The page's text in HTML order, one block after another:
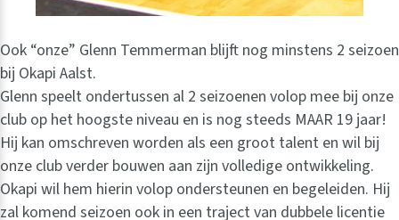
Ook “onze” Glenn Temmerman blijft nog minstens 2 seizoen
bij Okapi Aalst.
Glenn speelt ondertussen al 2 seizoenen volop mee bij onze
club op het hoogste niveau en is nog steeds MAAR 19 jaar!
Hij kan omschreven worden als een groot talent en wil bij
onze club verder bouwen aan zijn volledige ontwikkeling.
Okapi wil hem hierin volop ondersteunen en begeleiden. Hij
zal komend seizoen ook in een traject van dubbele licentie